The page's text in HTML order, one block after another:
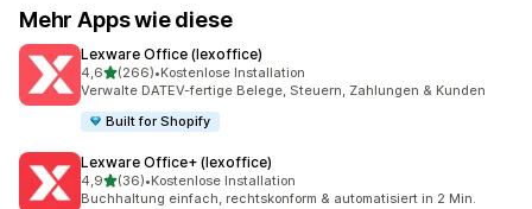
Mehr Apps wie diese
Lexware Office (lexoffice)
4,6von 5 Sternen
(266)
266 Rezensionen insgesamt
•Kostenlose Installation
Verwalte DATEV-fertige Belege, Steuern, Zahlungen & Kunden
Built for Shopify
Lexware Office+ (lexoffice)
4,9von 5 Sternen
(36)
36 Rezensionen insgesamt
•Kostenlose Installation
Buchhaltung einfach, rechtskonform & automatisiert in 2 Min.